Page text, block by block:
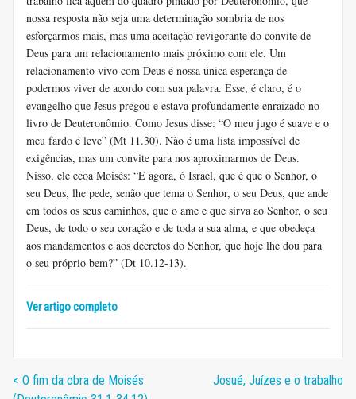
nossa resposta não seja uma determinação sombria de nos
esforçarmos mais, mas uma aceitação revigorante do convite de
Deus para um relacionamento mais próximo com ele. Um
relacionamento vivo com Deus é nossa única esperança de
podermos viver de acordo com sua palavra. Esse, é claro, é o
evangelho que Jesus pregou e estava profundamente enraizado no
livro de Deuteronômio. Como Jesus disse: “O meu jugo é suave e o
meu fardo é leve” (Mt 11.30). Não é uma lista impossível de
exigências, mas um convite para nos aproximarmos de Deus.
Nisso, ele ecoa Moisés: “E agora, ó Israel, que é que o Senhor, o
seu Deus, lhe pede, senão que tema o Senhor, o seu Deus, que ande
em todos os seus caminhos, que o ame e que sirva ao Senhor, o seu
Deus, de todo o seu coração e de toda a sua alma, e que obedeça
aos mandamentos e aos decretos do Senhor, que hoje lhe dou para
o seu próprio bem?” (Dt 10.12-13).
Ver artigo completo
< O fim da obra de Moisés
Josué, Juízes e o trabalho